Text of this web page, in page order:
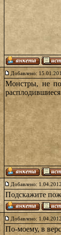
Добавлено:
Монстры, не
Добавлено:
Подскажите
Добавлено:
По-моему, в